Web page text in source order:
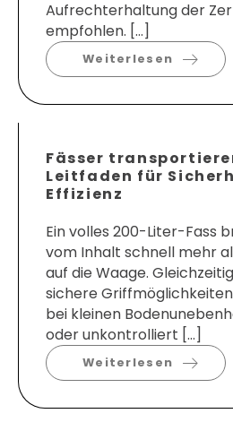
Aufrechterhaltung der
empfohlen. […]
Weiterlesen
Fässer
Leitfaden für
Effizienz
Ein volles 200-Liter-Fass
vom Inhalt schnell mehr
auf die Waage.
sichere
bei kleinen
oder unkontrolliert […]
Weiterlesen